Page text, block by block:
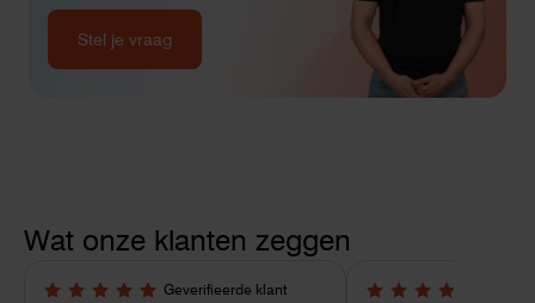
Stel je vraag
Wat onze klanten zeggen
Geverifieerde klant